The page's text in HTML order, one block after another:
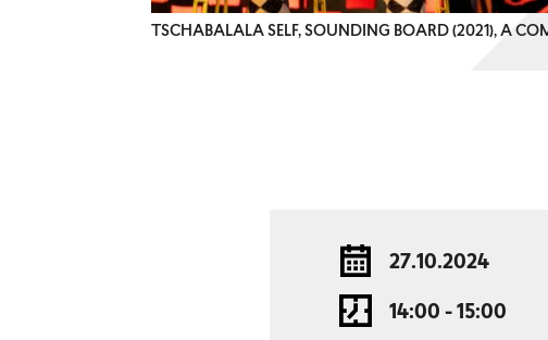
TSCHABALALA SELF, SOUNDING BOARD (2021), A
27.10.2024
14:00 - 15:00